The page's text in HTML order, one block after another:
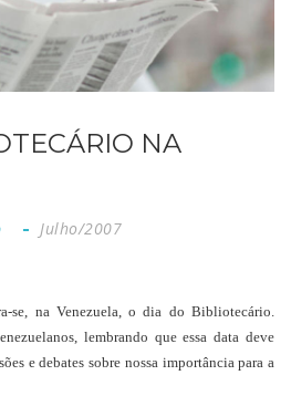
NA
Julho/2007
se, na Venezuela, o dia do Bibliotecário.
lembrando que essa data deve
e debates sobre nossa importância para a